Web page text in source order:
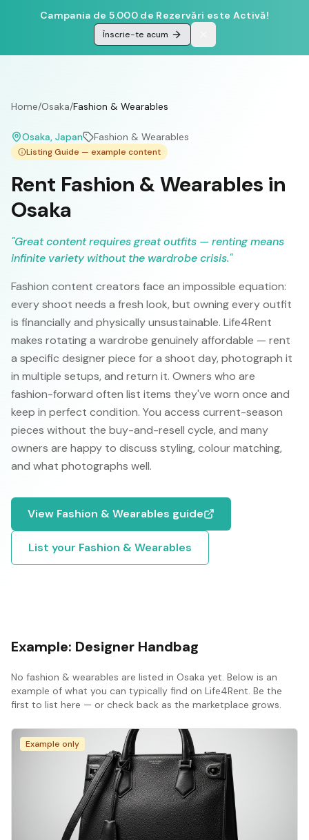
Campania de 5.000 de Rezervări este Activă!
Înscrie-te acum
Home/Osaka/Fashion & Wearables
Osaka, Japan Fashion & Wearables
Listing Guide — example content
Rent Fashion & Wearables in
Osaka
"Great content requires great outfits — renting means
infinite variety without the wardrobe crisis."
Fashion content creators face an impossible equation:
every shoot needs a fresh look, but owning every outfit
is financially and physically unsustainable. Life4Rent
makes rotating a wardrobe genuinely affordable — rent
a specific designer piece for a shoot day, photograph it
in multiple setups, and return it. Owners who are
fashion-forward often list items they've worn once and
keep in perfect condition. You access current-season
pieces without the buy-and-resell cycle, and many
owners are happy to discuss styling, colour matching,
and what photographs well.
View Fashion & Wearables guide
List your Fashion & Wearables
Example: Designer Handbag
No fashion & wearables are listed in Osaka yet. Below is an
example of what you can typically find on Life4Rent. Be the
first to list here — or check back as the marketplace grows.
Example only